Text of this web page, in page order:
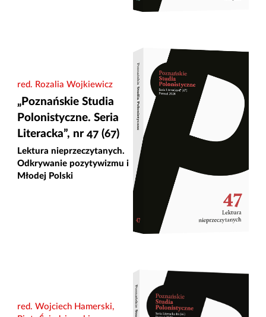
red. Rozalia Wojkiewicz
„Poznańskie Studia
Polonistyczne. Seria
Literacka”, nr 47 (67)
Lektura nieprzeczytanych.
Odkrywanie pozytywizmu i
Młodej Polski
red. Wojciech Hamerski,